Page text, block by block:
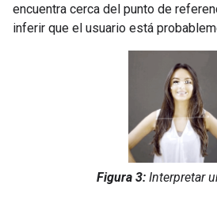
encuentra cerca del punto de
inferir que el usuario está
Figura 3:Interpretar